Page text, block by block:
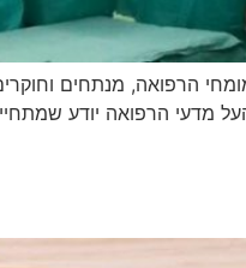
של מומחי הרפואה, מנתחים
הרפואה יודע